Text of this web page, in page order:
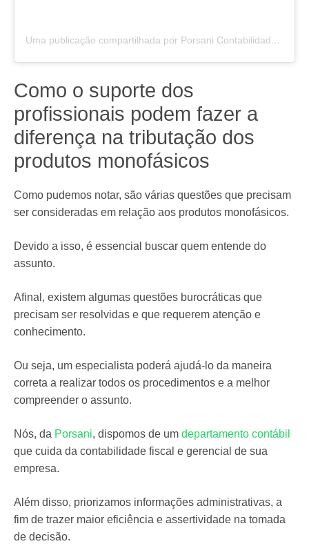
Uma publicação compartilhada por Porsani Contabilidade (@porsaniconsultoria)
Como o suporte dos
profissionais podem fazer a
diferença na tributação dos
produtos monofásicos
Como pudemos notar, são várias questões que precisam
ser consideradas em relação aos produtos monofásicos.
Devido a isso, é essencial buscar quem entende do
assunto.
Afinal, existem algumas questões burocráticas que
precisam ser resolvidas e que requerem atenção e
conhecimento.
Ou seja, um especialista poderá ajudá-lo da maneira
correta a realizar todos os procedimentos e a melhor
compreender o assunto.
Nós, da Porsani, dispomos de um departamento contábil
que cuida da contabilidade fiscal e gerencial de sua
empresa.
Além disso, priorizamos informações administrativas, a
fim de trazer maior eficiência e assertividade na tomada
de decisão.